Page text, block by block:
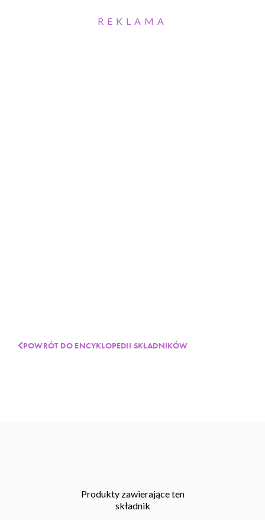
REKLAMA
POWRÓT DO ENCYKLOPEDII SKŁADNIKÓW
Produkty zawierające ten
składnik